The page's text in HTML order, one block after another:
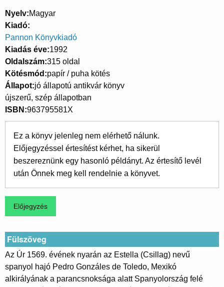
Nyelv Magyar
Kiadó
Pannon Könyvkiadó
Kiadás éve 1992
Oldalszám 315 oldal
Kötésmód papír / puha kötés
Állapot jó állapotú antikvár könyv
újszerű, szép állapotban
ISBN 963795581X
Ez a könyv jelenleg nem elérhető nálunk.
Előjegyzéssel értesítést kérhet, ha sikerül
beszereznünk egy hasonló példányt. Az értesítő levél
után Önnek meg kell rendelnie a könyvet.
Fülszöveg
Az Úr 1569. évének nyarán az Estella (Csillag) nevű
spanyol hajó Pedro Gonzáles de Toledo, Mexikó
alkirályának a parancsnoksága alatt Spanyolország felé